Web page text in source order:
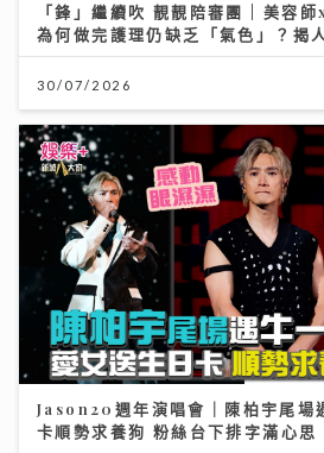
「鋒」繼續吹 靚靚陪審團 | 美容師
為何做完護理仍缺乏「氣色」？揭
30/07/2026
Jason20週年演唱會｜陳柏宇尾
卡順勢求養狗 粉絲台下排字滿心思